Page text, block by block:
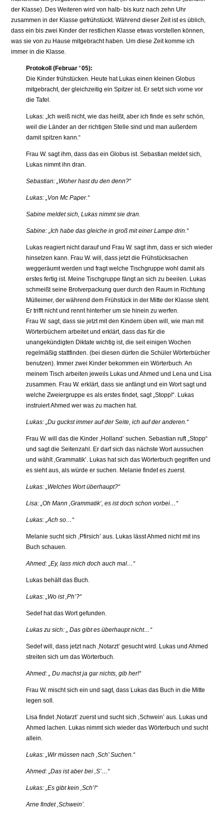
der Klasse). Des Weiteren wird von halb- bis kurz nach zehn Uhr
zusammen in der Klasse gefrühstückt. Während dieser Zeit ist es üblich,
dass ein bis zwei Kinder der restlichen Klasse etwas vorstellen können,
was sie von zu Hause mitgebracht haben. Um diese Zeit komme ich
immer in die Klasse.
Protokoll (Februar ’ 05):
Die Kinder frühstücken. Heute hat Lukas einen kleinen Globus
mitgebracht, der gleichzeitig ein Spitzer ist. Er setzt sich vorne vor
die Tafel.
Lukas: „Ich weiß nicht, wie das heißt, aber ich finde es sehr schön,
weil die Länder an der richtigen Stelle sind und man außerdem
damit spitzen kann.“
Frau W. sagt ihm, dass das ein Globus ist. Sebastian meldet sich,
Lukas nimmt ihn dran.
Sebastian: „Woher hast du den denn?“
Lukas: „Von Mc Paper.“
Sabine meldet sich, Lukas nimmt sie dran.
Sabine: „Ich habe das gleiche in groß mit einer Lampe drin.“
Lukas reagiert nicht darauf und Frau W. sagt ihm, dass er sich wieder
hinsetzen kann. Frau W. will, dass jetzt die Frühstücksachen
weggeräumt werden und fragt welche Tischgruppe wohl damit als
erstes fertig ist. Meine Tischgruppe fängt an sich zu beeilen. Lukas
schmeißt seine Brotverpackung quer durch den Raum in Richtung
Mülleimer, der während dem Frühstück in der Mitte der Klasse steht.
Er trifft nicht und rennt hinterher um sie hinein zu werfen.
Frau W. sagt, dass sie jetzt mit den Kindern üben will, wie man mit
Wörterbüchern arbeitet und erklärt, dass das für die
unangekündigten Diktate wichtig ist, die seit einigen Wochen
regelmäßig stattfinden. (bei diesen dürfen die Schüler Wörterbücher
benutzen). Immer zwei Kinder bekommen ein Wörterbuch. An
meinem Tisch arbeiten jeweils Lukas und Ahmed und Lena und Lisa
zusammen. Frau W. erklärt, dass sie anfängt und ein Wort sagt und
welche Zweiergruppe es als erstes findet, sagt „Stopp!“. Lukas
instruiert Ahmed wer was zu machen hat.
Lukas: „Du guckst immer auf der Seite, ich auf der anderen.“
Frau W. will das die Kinder ‚Holland’ suchen. Sebastian ruft „Stopp“
und sagt die Seitenzahl. Er darf sich das nächste Wort aussuchen
und wählt ‚Grammatik’. Lukas hat sich das Wörterbuch gegriffen und
es sieht aus, als würde er suchen. Melanie findet es zuerst.
Lukas: „Welches Wort überhaupt?“
Lisa: „Oh Mann ‚Grammatik’, es ist doch schon vorbei…“
Lukas: „Ach so…“
Melanie sucht sich ‚Pfirsich’ aus. Lukas lässt Ahmed nicht mit ins
Buch schauen.
Ahmed: „Ey, lass mich doch auch mal…“
Lukas behält das Buch.
Lukas: „Wo ist ‚Ph’?“
Sedef hat das Wort gefunden.
Lukas zu sich: „ Das gibt es überhaupt nicht…“
Sedef will, dass jetzt nach ‚Notarzt’ gesucht wird. Lukas und Ahmed
streiten sich um das Wörterbuch.
Ahmed: „ Du machst ja gar nichts, gib her!“
Frau W. mischt sich ein und sagt, dass Lukas das Buch in die Mitte
legen soll.
Lisa findet ‚Notarzt’ zuerst und sucht sich ‚Schwein’ aus. Lukas und
Ahmed lachen. Lukas nimmt sich wieder das Wörterbuch und sucht
allein.
Lukas: „Wir müssen nach ‚Sch’ Suchen.“
Ahmed: „Das ist aber bei ‚S’…“
Lukas: „Es gibt kein ‚Sch’!“
Arne findet ‚Schwein’.